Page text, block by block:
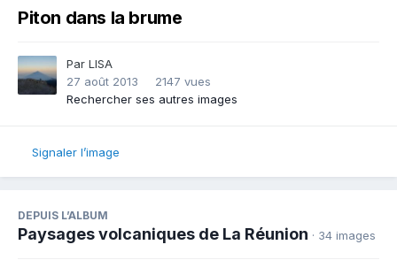
Piton dans la brume
Par LISA
27 août 2013
2147 vues
Rechercher ses autres images
Signaler l’image
DEPUIS L’ALBUM
Paysages volcaniques de La Réunion · 34 images